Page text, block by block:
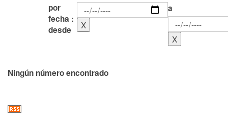
por
fecha :
desde
a
Ningún número encontrado